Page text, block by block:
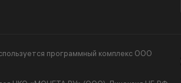
программный комплекс ООО